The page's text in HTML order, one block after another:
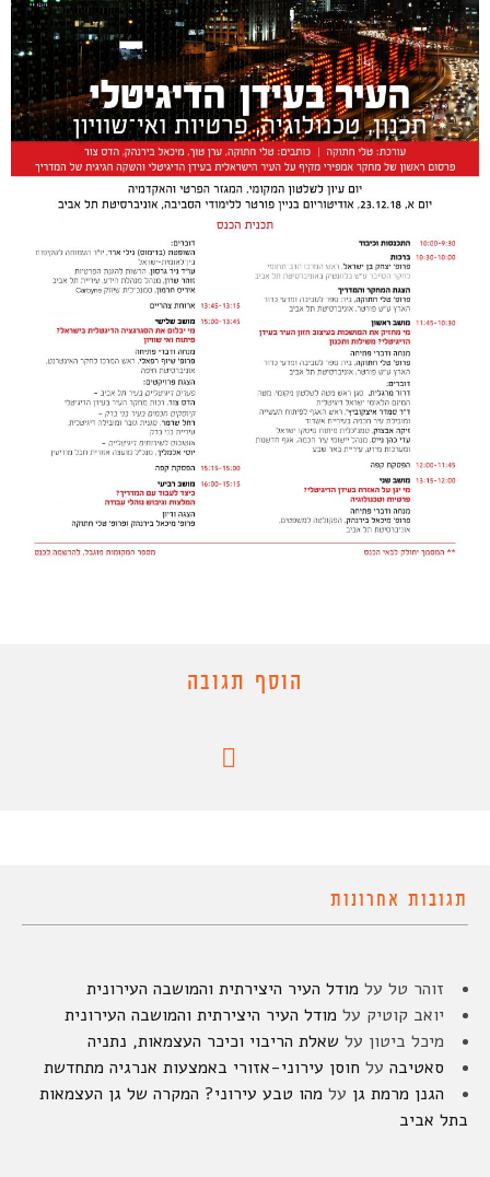
הוסף תגובה
תגובות אחרונות
זוהר טל על מודל העיר היצירתית והמושבה העירונית
יואב קוטיק על מודל העיר היצירתית והמושבה העירונית
מיכל ביטון על שאלת הריבוי וכיכר העצמאות, נתניה
סאטיבה על חוסן עירוני-אזורי באמצעות אנרגיה מתחדשת
הגנן מרמת גן על מהו טבע עירוני? המקרה של גן העצמאות
בתל אביב